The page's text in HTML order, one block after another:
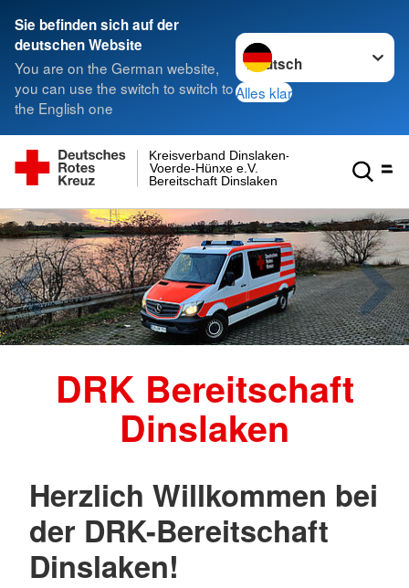
Sie befinden sich auf der
deutschen Website
You are on the German website,
you can use the switch to switch to
the English one
Sprache wechseln zu
Alles klar
Bereitschaft Dinslaken
Voerde-Hünxe e.V.
Kreisverband Dinslaken-
DRK Bereitschaft
Dinslaken
Herzlich Willkommen bei
der DRK-Bereitschaft
Dinslaken!